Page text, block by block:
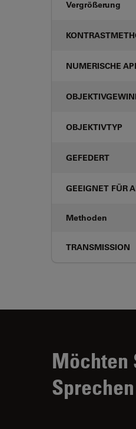
Vergrößerung
NUMERISCHE
OBJEKTIVTYP
GEFEDERT
GEEIGNET FÜR
Methoden
TRANSMISSION
Möchten